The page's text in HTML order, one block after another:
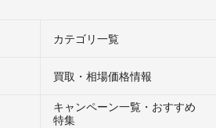
カテゴリ一覧
買取・相場価格情報
キャンペーン一覧・おすすめ
特集